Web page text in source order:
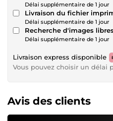
Délai supplémentaire de 1 jour
Livraison du fichier
Délai supplémentaire de 1 jour
Recherche d'images
Délai supplémentaire de 1 jour
Livraison express disponible
Vous pouvez choisir un délai
Avis des clients